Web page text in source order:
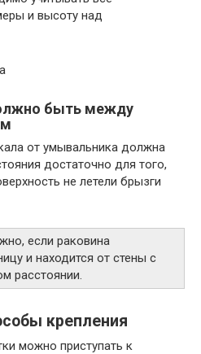
и высоту над
быть между
от умывальника должна
достаточно для того,
не летели брызги
если раковина
и находится от стены с
расстоянии.
крепления
можно приступать к